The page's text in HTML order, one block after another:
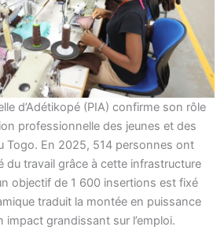
d’Adétikopé (PIA) confirme son rôle
professionnelle des jeunes et des
Togo. En 2025, 514 personnes ont
du travail grâce à cette infrastructure
objectif de 1 600 insertions est fixé
traduit la montée en puissance
grandissant sur l’emploi.